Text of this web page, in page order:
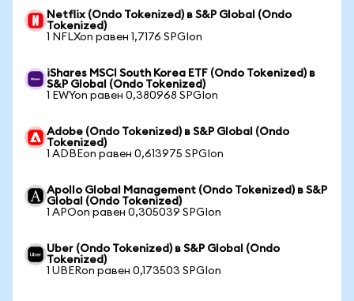
Netflix (Ondo Tokenized) в S&P Global (Ondo
Tokenized)
1 NFLXon равен 1,7176 SPGIon
iShares MSCI South Korea ETF (Ondo Tokenized) в
S&P Global (Ondo Tokenized)
1 EWYon равен 0,380968 SPGIon
Adobe (Ondo Tokenized) в S&P Global (Ondo
Tokenized)
1 ADBEon равен 0,613975 SPGIon
Apollo Global Management (Ondo Tokenized) в S&P
Global (Ondo Tokenized)
1 APOon равен 0,305039 SPGIon
Uber (Ondo Tokenized) в S&P Global (Ondo
Tokenized)
1 UBERon равен 0,173503 SPGIon